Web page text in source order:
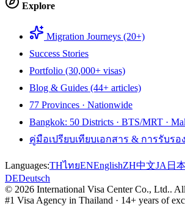
Explore
Migration Journeys (20+)
Success Stories
Portfolio (30,000+ visas)
Blog & Guides (44+ articles)
77 Provinces · Nationwide
Bangkok: 50 Districts · BTS/MRT ·
คู่มือเปรียบเทียบเอกสาร & การรับรอง
Languages:THไทยENEnglishZH中文JA 日
DEDeutsch
© 2026 International Visa Center Co., Ltd..
#1 Visa Agency in Thailand · 14+ years of